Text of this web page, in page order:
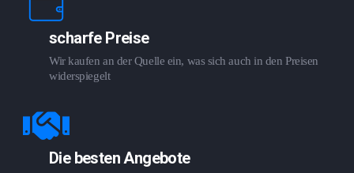
scharfe Preise
Wir kaufen an der Quelle ein, was sich auch in den Preisen
widerspiegelt
Die besten Angebote